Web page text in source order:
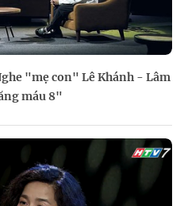
"mẹ con" Lê Khánh - Lâm
máu 8"